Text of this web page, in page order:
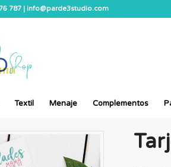
787 | info@parde3studio.com
Textil Menaje Complementos